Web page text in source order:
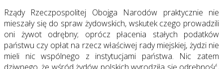
Rządy Rzeczpospolitej Obojga Narodów praktycznie nie
mieszały się do spraw żydowskich, wskutek czego prowadzili
oni żywot odrębny; oprócz płacenia stałych podatków
państwu czy opłat na rzecz właściwej rady miejskiej, żydzi nie
mieli nic wspólnego z instytucjami państwa. Nic zatem